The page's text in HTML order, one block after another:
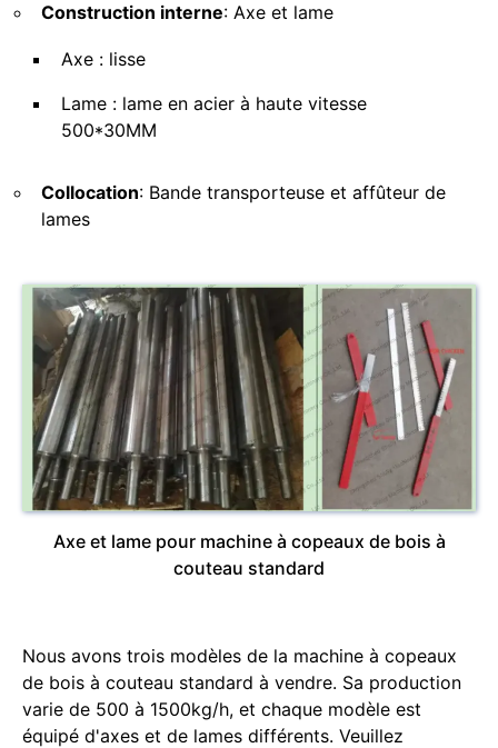
Construction interne: Axe et lame
Axe : lisse
Lame : lame en acier à haute vitesse
500*30MM
Collocation: Bande transporteuse et affûteur de
lames
Axe et lame pour machine à copeaux de bois à
couteau standard
Nous avons trois modèles de la machine à copeaux
de bois à couteau standard à vendre. Sa production
varie de 500 à 1500kg/h, et chaque modèle est
équipé d'axes et de lames différents. Veuillez